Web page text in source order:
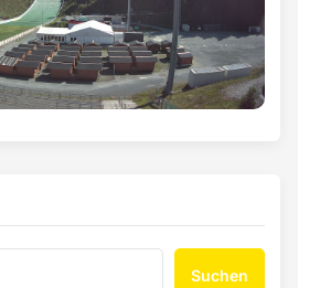
Suchen